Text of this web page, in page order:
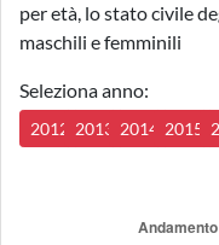
per età, lo stato civile
maschili e femminili
Seleziona anno:
2012 2013 2014 2015